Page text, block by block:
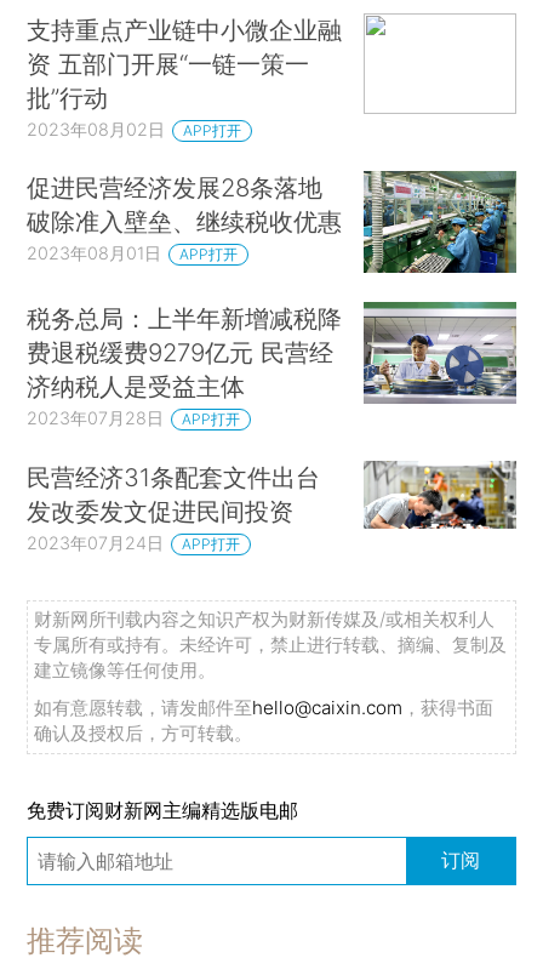
支持重点产业链中小微企业融
资 五部门开展“一链一策一
批”行动
2023年08月02日 APP打开
促进民营经济发展28条落地
破除准入壁垒、继续税收优惠
2023年08月01日 APP打开
税务总局：上半年新增减税降
费退税缓费9279亿元 民营经
济纳税人是受益主体
2023年07月28日 APP打开
民营经济31条配套文件出台
发改委发文促进民间投资
2023年07月24日 APP打开
财新网所刊载内容之知识产权为财新传媒及/或相关权利人
专属所有或持有。未经许可，禁止进行转载、摘编、复制及
建立镜像等任何使用。
如有意愿转载，请发邮件至hello@caixin.com ，获得书面
确认及授权后，方可转载。
免费订阅财新网主编精选版电邮
订阅
推荐阅读